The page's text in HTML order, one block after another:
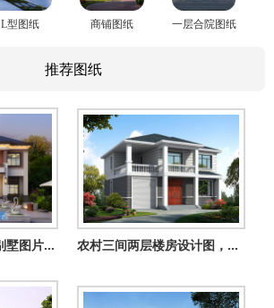
L型图纸 商铺图纸 一层合院图纸
推荐图纸
2026二层农村新款别墅图片及施工图，新中式风格古典大气 农村三间两层楼房设计图，带车库，户型简单实用